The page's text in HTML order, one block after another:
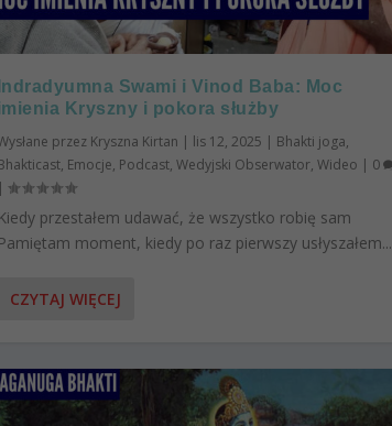
Indradyumna Swami i Vinod Baba: Moc
Kryszny i pokora służby
przez Kryszna Kirtan | lis 12, 2025 | Bhakti joga,
, Emocje, Podcast, Wedyjski Obserwator, Wideo | 0
|
Kiedy przestałem udawać, że wszystko robię sam
Pamiętam moment, kiedy po raz pierwszy usłyszałem...
CZYTAJ WIĘCEJ